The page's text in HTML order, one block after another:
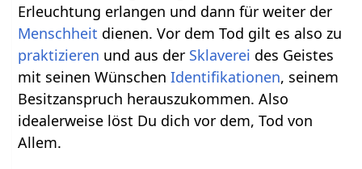
Erleuchtung erlangen und dann für weiter der
Menschheit dienen. Vor dem Tod gilt es also zu
praktizieren und aus der Sklaverei des Geistes
mit seinen WünschenIdentifikationen, seinem
Besitzanspruch herauszukommen. Also
idealerweise löst Du dich vor dem, Tod von
Allem.